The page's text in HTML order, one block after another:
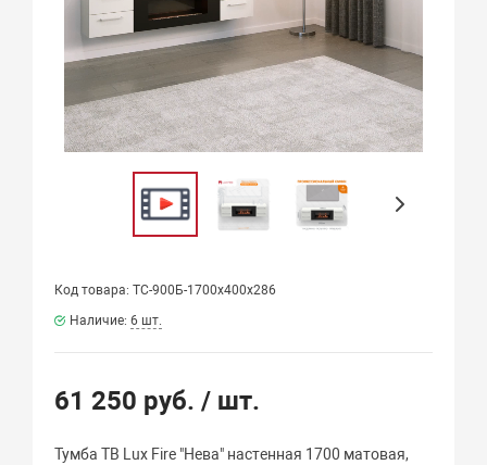
Код товара: ТС-900Б-1700х400х286
Наличие:6 шт.
61 250 руб./ шт.
Тумба ТВ Lux Fire "Нева" настенная 1700 матовая,